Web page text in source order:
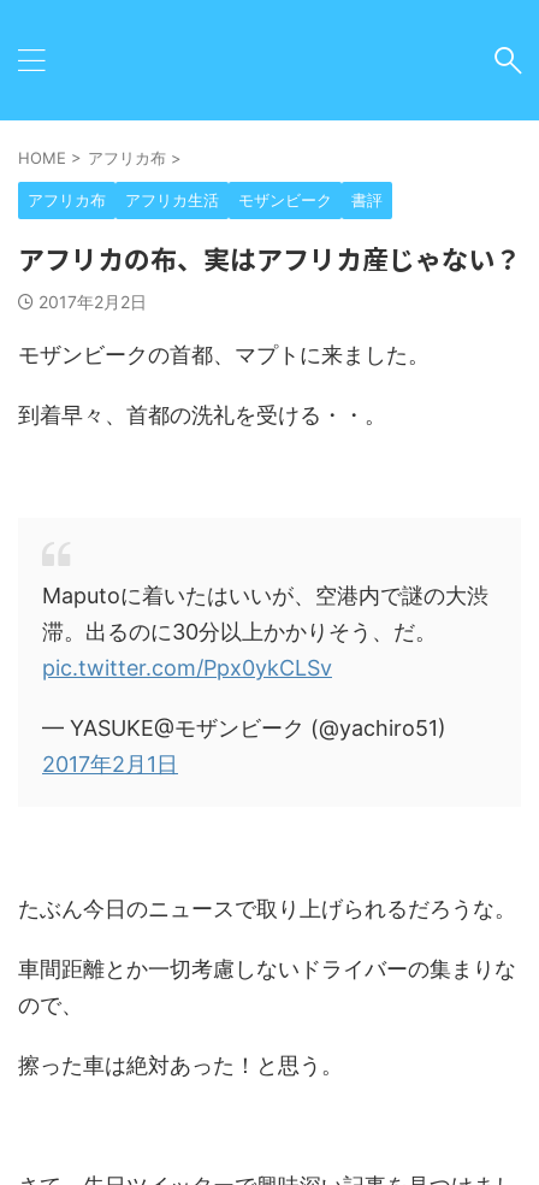
HOME > アフリカ布 >
アフリカ布 アフリカ生活 モザンビーク 書評
アフリカの布、実はアフリカ産じゃない？
2017年2月2日
モザンビークの首都、マプトに来ました。
到着早々、首都の洗礼を受ける・・。
Maputoに着いたはいいが、空港内で謎の大渋
滞。出るのに30分以上かかりそう、だ。
pic.twitter.com/Ppx0ykCLSv
— YASUKE@モザンビーク (@yachiro51)
2017年2月1日
たぶん今日のニュースで取り上げられるだろうな。
車間距離とか一切考慮しないドライバーの集まりな
ので、
擦った車は絶対あった！と思う。